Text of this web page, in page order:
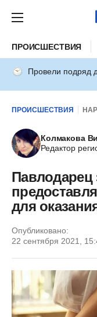
ПРОИСШЕСТВИЯ
Провели подряд
ПРОИСШЕСТВИЯ
Колмакова
Редактор
Павлодарец
для
Опубликовано:
22 сентября 2021,